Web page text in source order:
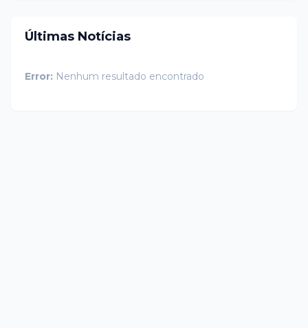
Últimas Notícias
Error: Nenhum resultado encontrado